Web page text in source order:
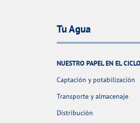
Tu Agua
NUESTRO PAPEL EN EL
Captación y potabilización
Transporte y almacenaje
Distribución